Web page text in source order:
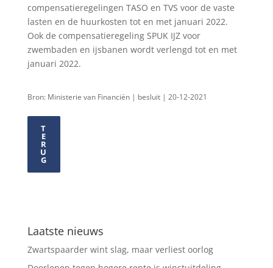
compensatieregelingen TASO en TVS voor de vaste
lasten en de huurkosten tot en met januari 2022.
Ook de compensatieregeling SPUK IJZ voor
zwembaden en ijsbanen wordt verlengd tot en met
januari 2022.
Bron: Ministerie van Financiën | besluit | 20-12-2021
T
E
R
U
G
Laatste nieuws
Zwartspaarder wint slag, maar verliest oorlog